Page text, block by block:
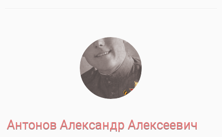
Антонов Александр Алексеевич